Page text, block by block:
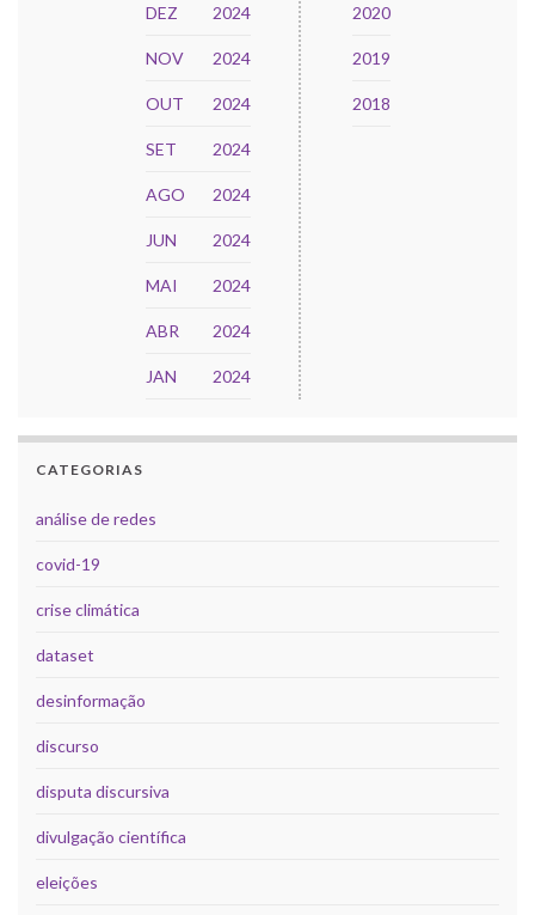
DEZ 2024
NOV 2024
OUT 2024
SET 2024
AGO 2024
JUN 2024
MAI 2024
ABR 2024
JAN 2024
2020
2019
2018
CATEGORIAS
análise de redes
covid-19
crise climática
dataset
desinformação
discurso
disputa discursiva
divulgação científica
eleições